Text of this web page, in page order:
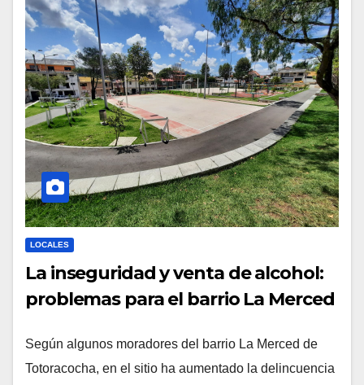
LOCALES
La inseguridad y venta de alcohol:
problemas para el barrio La Merced
Según algunos moradores del barrio La Merced de
Totoracocha, en el sitio ha aumentado la delincuencia